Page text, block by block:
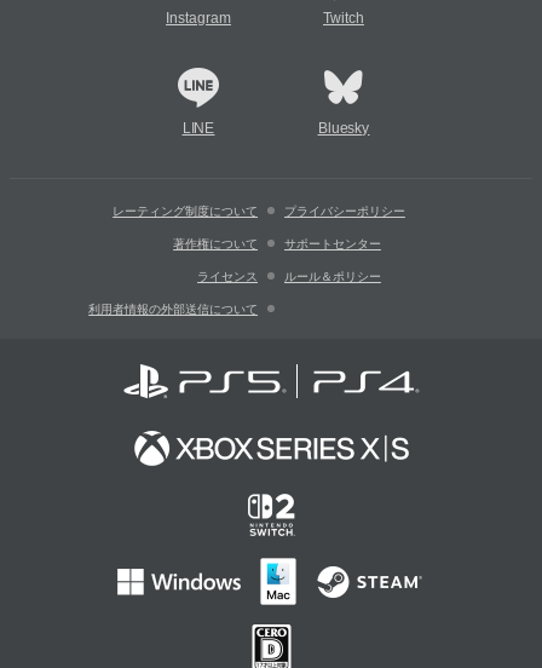
Instagram Twitch
LINE Bluesky
レーティング制度について プライバシーポリシー
著作権について サポートセンター
ライセンス ルール＆ポリシー
利用者情報の外部送信について